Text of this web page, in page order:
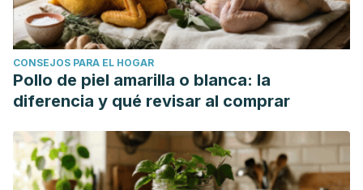
CONSEJOS PARA EL HOGAR
Pollo de piel amarilla o blanca: la
diferencia y qué revisar al comprar